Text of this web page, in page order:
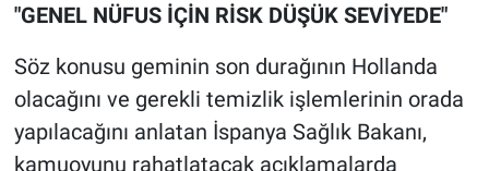
"GENEL NÜFUS İÇİN RİSK DÜŞÜK SEVİYEDE"
Söz konusu geminin son durağının Hollanda
olacağını ve gerekli temizlik işlemlerinin orada
yapılacağını anlatan İspanya Sağlık Bakanı,
kamuoyunu rahatlatacak açıklamalarda